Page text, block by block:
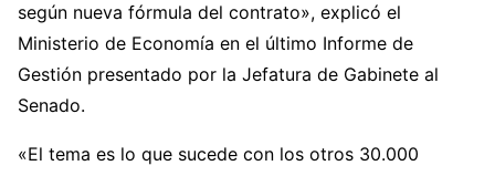
según nueva fórmula del contrato», explicó el
Ministerio de Economía en el último Informe de
Gestión presentado por la Jefatura de Gabinete al
Senado.
«El tema es lo que sucede con los otros 30.000